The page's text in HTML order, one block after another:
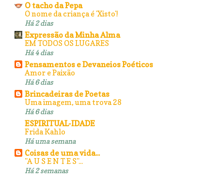
O tacho da Pepa
O nome da criança é 'Xisto'!
Há 2 dias
Expressão da Minha Alma
EM TODOS OS LUGARES
Há 4 dias
Pensamentos e Devaneios Poéticos
Amor e Paixão
Há 6 dias
Brincadeiras de Poetas
Uma imagem, uma trova 28
Há 6 dias
ESPIRITUAL-IDADE
Frida Kahlo
Há uma semana
Coisas de uma vida...
"A U S E N T E S"...
Há 2 semanas